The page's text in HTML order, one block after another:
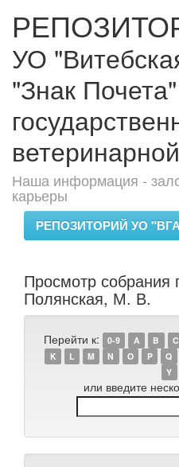
УО
"Знак Почета"
Наша информация -
карьеры
РЕПОЗИТОРИЙ УО
Просмотр собрания
Полянская, М. В.
Перейти к: 0-9 A B C
K
L M N O P Q
Y
или введите